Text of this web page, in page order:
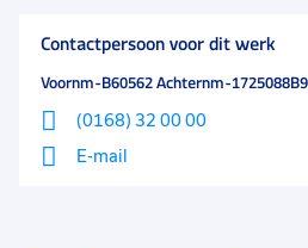
Contactpersoon voor dit werk
Voornm-B60562 Achternm-
(0168) 32 00 00
E-mail